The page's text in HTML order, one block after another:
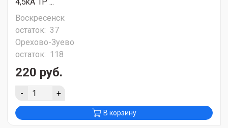
Воскресенск
остаток: 37
Орехово-Зуево
остаток: 118
220 руб.
- +
В корзину